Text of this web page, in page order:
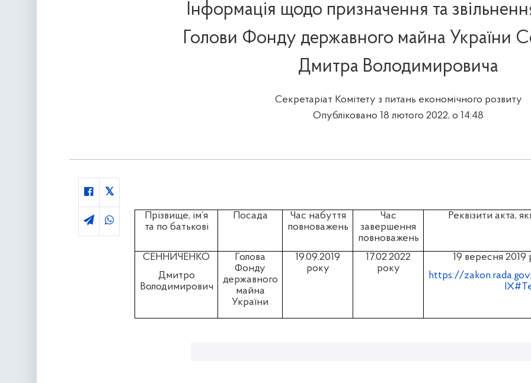
Інформація щодо призначення та
Голови Фонду державного майна України
Дмитра Володимировича
Секретаріат Комітету з питань економічного розвиту
Опубліковано 18 лютого 2022, о 14:48
Прізвище, ім’я
та по батькові
Посада
Час набуття
повноважень
Час
завершення
повноважень
Реквізити акта,
СЕННИЧЕНКО
Дмитро
Володимирович
Голова
Фонду
державного
майна
України
19.09.2019
року
17.02.2022
року
19 вересня
https://